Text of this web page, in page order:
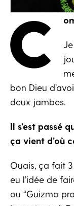
C
bon Dieu
deux jambes.
Il s’est passé
ça vient d’où
Ouais, ça fait 3
eu l’idée de
ou “Guizmo